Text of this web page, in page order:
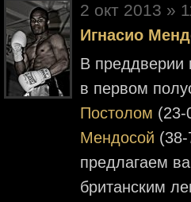
2 окт 2013 »
Игнасио
В преддверии
в первом
Постолом
Мендосой
предлагаем
британским